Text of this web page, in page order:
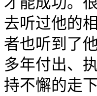
去听过他的
者也听到了
多年付出、
持不懈的走